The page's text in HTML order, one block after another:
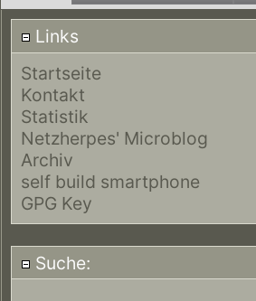
Links
Startseite
Kontakt
Statistik
Netzherpes' Microblog
Archiv
self build smartphone
GPG Key
Suche: